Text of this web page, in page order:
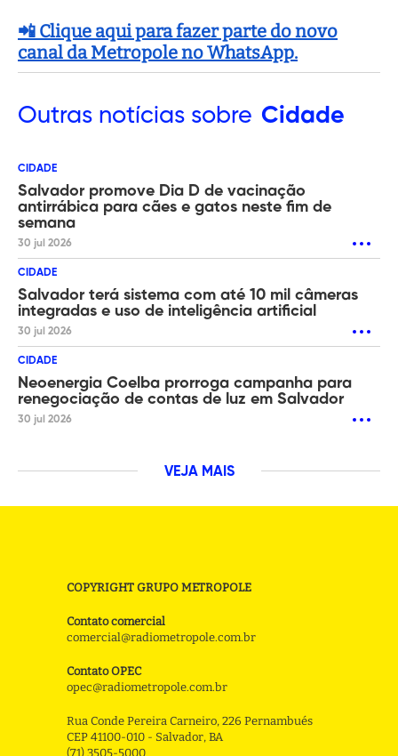
📲 Clique aqui para fazer parte do novo
canal da Metropole no WhatsApp.
Outras notícias sobre Cidade
CIDADE
Salvador promove Dia D de vacinação
antirrábica para cães e gatos neste fim de
semana
30 jul 2026
CIDADE
Salvador terá sistema com até 10 mil câmeras
integradas e uso de inteligência artificial
30 jul 2026
CIDADE
Neoenergia Coelba prorroga campanha para
renegociação de contas de luz em Salvador
30 jul 2026
VEJA MAIS
COPYRIGHT GRUPO METROPOLE
Contato comercial
comercial@radiometropole.com.br
Contato OPEC
opec@radiometropole.com.br
Rua Conde Pereira Carneiro, 226 Pernambués
CEP 41100-010 - Salvador, BA
(71) 3505-5000